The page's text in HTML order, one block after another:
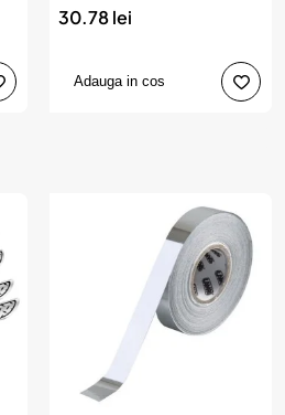
30.78 lei
Adauga in cos